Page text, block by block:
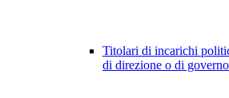
Titolari di incarichi
di direzione o di governo